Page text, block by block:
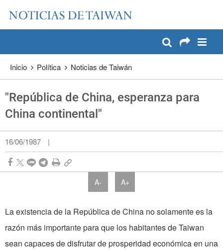
Pase a contenido principal
Inicio Política Noticias de Taiwán
"República de China, esperanza para
China continental"
16/06/1987 |
A- A+
La existencia de la República de China no solamente es la
razón más importante para que los habitantes de Taiwan
sean capaces de disfrutar de prosperidad económica en una